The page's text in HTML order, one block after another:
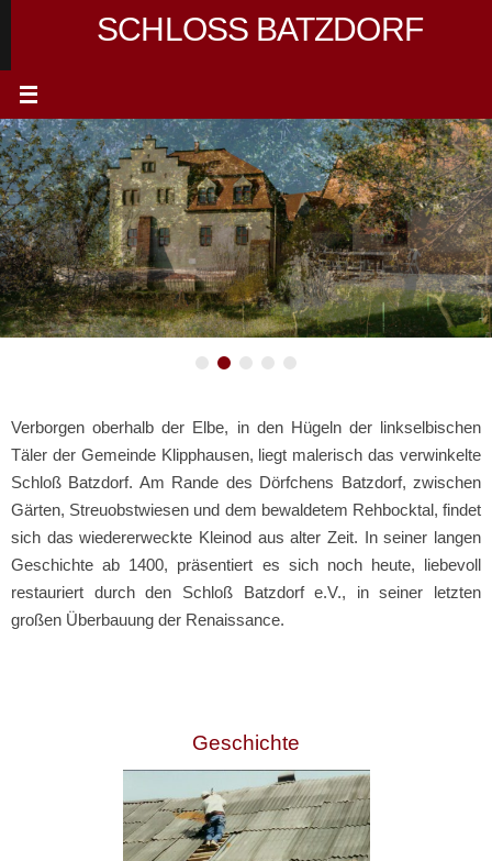
SCHLOSS BATZDORF
Verborgen oberhalb der Elbe, in den Hügeln der linkselbischen
Täler der Gemeinde Klipphausen, liegt malerisch das verwinkelte
Schloß Batzdorf. Am Rande des Dörfchens Batzdorf, zwischen
Gärten, Streuobstwiesen und dem bewaldetem Rehbocktal, findet
sich das wiedererweckte Kleinod aus alter Zeit. In seiner langen
Geschichte ab 1400, präsentiert es sich noch heute, liebevoll
restauriert durch den Schloß Batzdorf e.V., in seiner letzten
großen Überbauung der Renaissance.
Geschichte